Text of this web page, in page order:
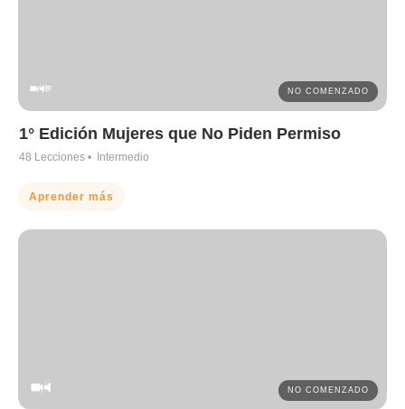
NO COMENZADO
1° Edición Mujeres que No Piden Permiso
48 Lecciones • Intermedio
Aprender más
NO COMENZADO